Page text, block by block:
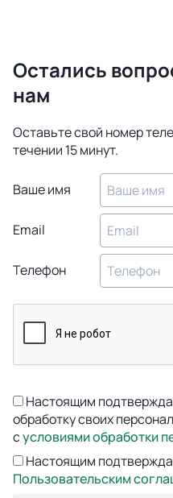
Остались
нам
Оставьте свой номер
течении 15 минут.
Ваше имя
Email
Телефон
Настоящим
обработку своих
сусловиями обработки
Настоящим
Пользовательским